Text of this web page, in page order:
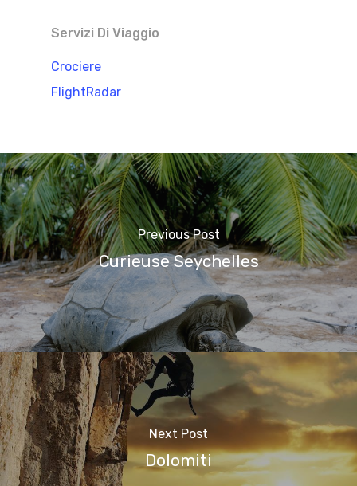
Servizi Di Viaggio
Crociere
FlightRadar
Previous Post
Curieuse Seychelles
Next Post
Dolomiti